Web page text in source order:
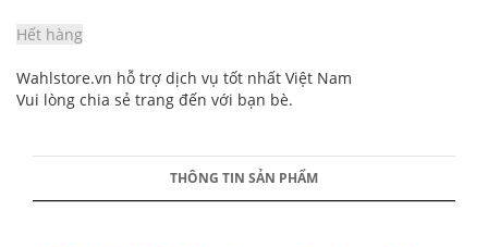
Hết hàng
Wahlstore.vn hỗ trợ dịch vụ tốt nhất Việt Nam
Vui lòng chia sẻ trang đến với bạn bè.
THÔNG TIN SẢN PHẨM